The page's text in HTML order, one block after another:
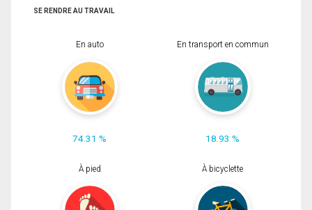
SE RENDRE AU TRAVAIL
En auto
74.31 %
En transport en commun
18.93 %
À pied À bicyclette